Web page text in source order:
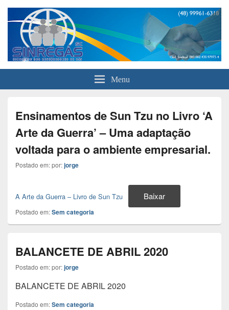
Sinreegas
Menu
Ensinamentos de Sun Tzu no Livro ‘A
Arte da Guerra’ – Uma adaptação
voltada para o ambiente empresarial.
Postado em:por:jorge
A Arte da Guerra – Livro de Sun Tzu Baixar
Postado em:Sem categoria
BALANCETE DE ABRIL 2020
Postado em:por:jorge
BALANCETE DE ABRIL 2020
Postado em:Sem categoria